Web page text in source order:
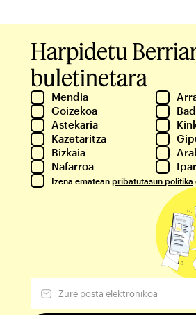
Harpidetu
buletinetara
Mendia
Goizekoa
Astekaria
Kazetaritza
Bizkaia
Nafarroa
Izena ematean pribatutasun politika